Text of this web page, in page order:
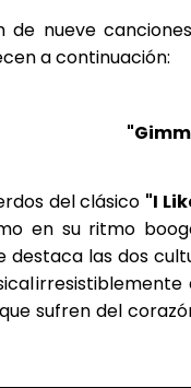
de nueve
a continuación:
del clásico "I
en su ritmo
destaca las dos
sufren del